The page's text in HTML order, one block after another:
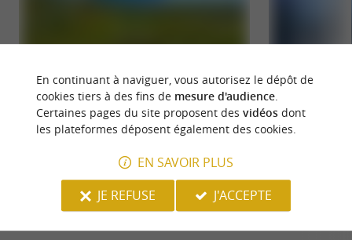
Pic Arguibelle
Dans la Vallée de Barétous, le Pic d’Arguibelle est
un site d’escalade réputé. La falaise est équipée
Aramits - Vallée
En continuant à naviguer, vous autorisez le dépôt de
cookies tiers à des fins de mesure d'audience.
Certaines pages du site proposent des vidéosdont
les plateformes déposent également des cookies.
EN SAVOIR PLUS
JE REFUSE
J'ACCEPTE